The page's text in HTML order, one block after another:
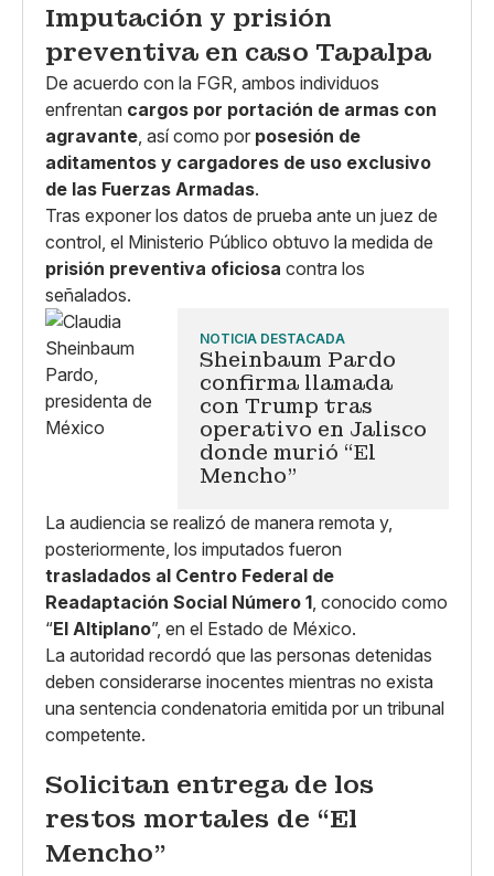
Imputación y prisión
preventiva en caso Tapalpa
De acuerdo con la FGR, ambos individuos
enfrentan cargos por portación de armas con
agravante , así como por posesión de
aditamentos y cargadores de uso exclusivo
de las Fuerzas Armadas.
Tras exponer los datos de prueba ante un juez de
control, el Ministerio Público obtuvo la medida de
prisión preventiva oficiosa contra los
señalados.
NOTICIA DESTACADA
Sheinbaum Pardo
confirma llamada
con Trump tras
operativo en Jalisco
donde murió “El
Mencho”
La audiencia se realizó de manera remota y,
posteriormente, los imputados fueron
trasladados al Centro Federal de
Readaptación Social Número 1 , conocido como
“El Altiplano”, en el Estado de México.
La autoridad recordó que las personas detenidas
deben considerarse inocentes mientras no exista
una sentencia condenatoria emitida por un tribunal
competente.
Solicitan entrega de los
restos mortales de “El
Mencho”